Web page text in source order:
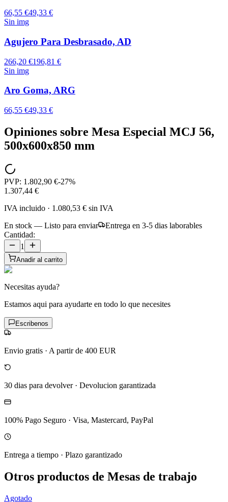
66,55 €49,33 €
Sin img
Agujero Para Desbrasado, AD
266,20 €196,81 €
Sin img
Aro Goma, ARG
66,55 €49,33 €
Opiniones sobre Mesa Especial MCJ 56,
500x600x850 mm
PVP: 1.802,90 €-27%
1.307,44 €
IVA incluido · 1.080,53 € sin IVA
En stock — Listo para enviar
Entrega en 3-5 dias laborables
Cantidad:
1
Anadir al carrito
Necesitas ayuda?
Estamos aqui para ayudarte en todo lo que necesites
Escribenos
Envio gratis · A partir de 400 EUR
30 dias para devolver· Devolucion garantizada
100% Pago Seguro · Visa, Mastercard, PayPal
Entrega a tiempo · Plazo garantizado
Otros productos de Mesas de trabajo
Agotado